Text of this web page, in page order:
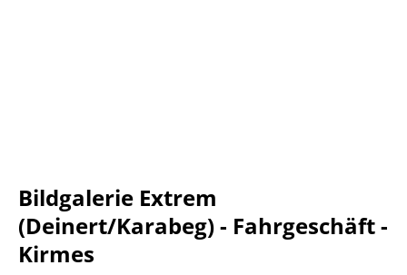
Bildgalerie Extrem
(Deinert/Karabeg) - Fahrgeschäft -
Kirmes